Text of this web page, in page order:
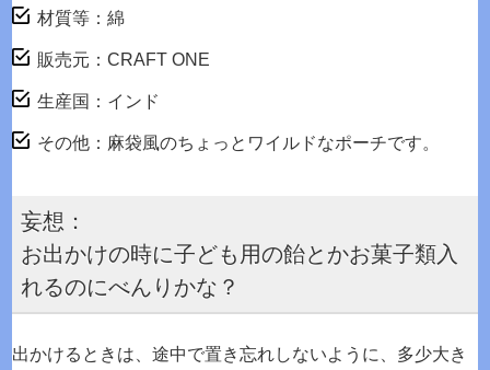
材質等：綿
販売元：CRAFT ONE
生産国：インド
その他：麻袋風のちょっとワイルドなポーチです。
妄想：
お出かけの時に子ども用の飴とかお菓子類入
れるのにべんりかな？
出かけるときは、途中で置き忘れしないように、多少大き